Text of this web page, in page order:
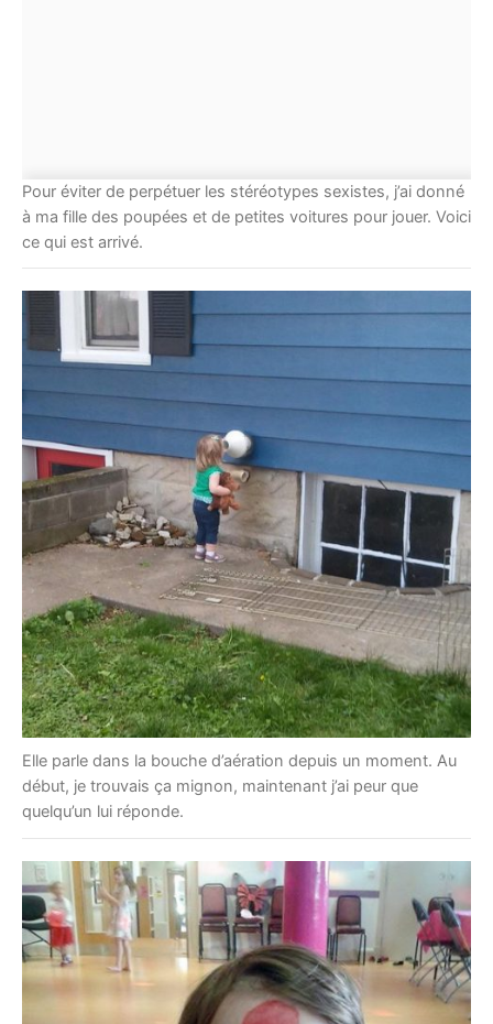
Pour éviter de perpétuer les stéréotypes sexistes, j’ai donné
à ma fille des poupées et de petites voitures pour jouer. Voici
ce qui est arrivé.
Elle parle dans la bouche d’aération depuis un moment. Au
début, je trouvais ça mignon, maintenant j’ai peur que
quelqu’un lui réponde.